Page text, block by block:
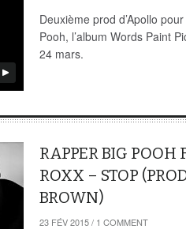
Deuxième prod d’Apollo
Pooh, l’album Words Paint
24 mars.
RAPPER BIG POOH
ROXX – STOP
BROWN)
23 FÉV 2015/ 1 COMMENT